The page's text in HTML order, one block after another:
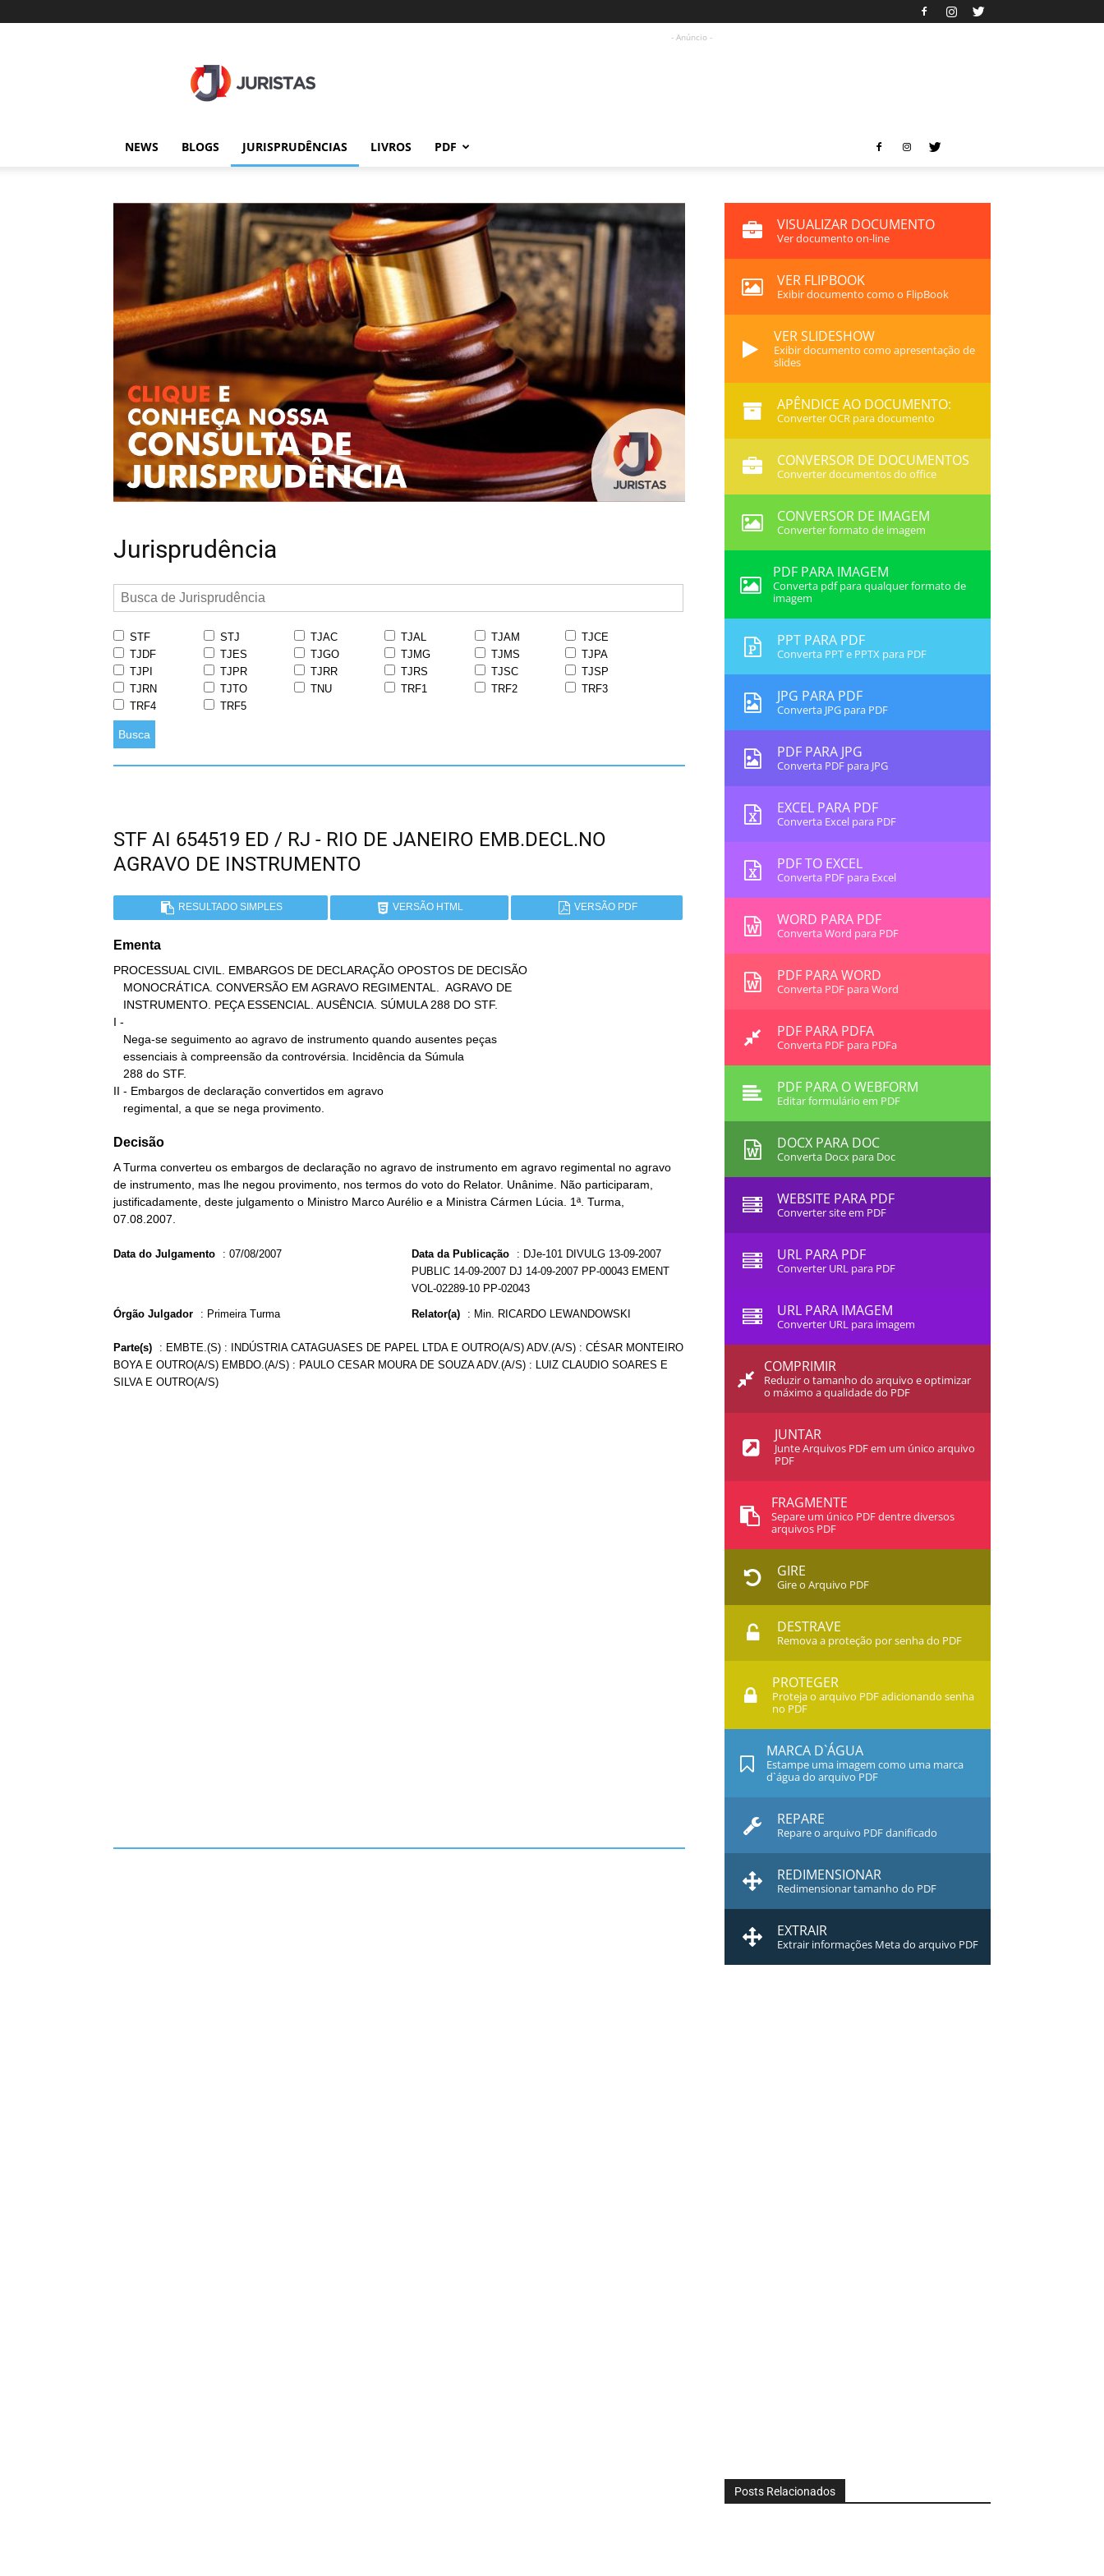
- Anúncio -
NEWS BLOGS JURISPRUDÊNCIAS LIVROS PDF
Jurisprudência
STF STJ TJAC TJAL TJAM
TJCE
TJDF
TJES TJGO TJMG TJMS
TJPA
TJPI
TJPR TJRR TJRS TJSC
TJSP
TJRN
TJTO TNU TRF1 TRF2
TRF3
TRF4
TRF5
Busca
STF AI 654519 ED / RJ - RIO DE JANEIRO EMB.DECL.NO
AGRAVO DE INSTRUMENTO
RESULTADO SIMPLES VERSÃO HTML VERSÃO PDF
Ementa
PROCESSUAL CIVIL. EMBARGOS DE DECLARAÇÃO OPOSTOS DE DECISÃO
I -
II - Embargos de declaração convertidos em agravo
   regimental, a que se nega provimento.
Decisão
A Turma converteu os embargos de declaração no agravo de instrumento em agravo regimental no agravo
de instrumento, mas lhe negou provimento, nos termos do voto do Relator. Unânime. Não participaram,
justificadamente, deste julgamento o Ministro Marco Aurélio e a Ministra Cármen Lúcia. 1ª. Turma,
07.08.2007.
Data do Julgamento : 07/08/2007 Data da Publicação : DJe-101 DIVULG 13-09-2007
PUBLIC 14-09-2007 DJ 14-09-2007 PP-00043 EMENT
VOL-02289-10 PP-02043
Órgão Julgador : Primeira Turma Relator(a) : Min. RICARDO LEWANDOWSKI
Parte(s) : EMBTE.(S) : INDÚSTRIA CATAGUASES DE PAPEL LTDA E OUTRO(A/S) ADV.(A/S) : CÉSAR MONTEIRO
BOYA E OUTRO(A/S) EMBDO.(A/S) : PAULO CESAR MOURA DE SOUZA ADV.(A/S) : LUIZ CLAUDIO SOARES E
SILVA E OUTRO(A/S)
VISUALIZAR DOCUMENTO
Ver documento on-line
VER FLIPBOOK
Exibir documento como o FlipBook
VER SLIDESHOW
Exibir documento como apresentação de
slides
APÊNDICE AO DOCUMENTO:
Converter OCR para documento
CONVERSOR DE DOCUMENTOS
Converter documentos do office
CONVERSOR DE IMAGEM
Converter formato de imagem
PDF PARA IMAGEM
Converta pdf para qualquer formato de
imagem
PPT PARA PDF
Converta PPT e PPTX para PDF
JPG PARA PDF
Converta JPG para PDF
PDF PARA JPG
Converta PDF para JPG
EXCEL PARA PDF
Converta Excel para PDF
PDF TO EXCEL
Converta PDF para Excel
WORD PARA PDF
Converta Word para PDF
PDF PARA WORD
Converta PDF para Word
PDF PARA PDFA
Converta PDF para PDFa
PDF PARA O WEBFORM
Editar formulário em PDF
DOCX PARA DOC
Converta Docx para Doc
WEBSITE PARA PDF
Converter site em PDF
URL PARA PDF
Converter URL para PDF
URL PARA IMAGEM
Converter URL para imagem
COMPRIMIR
Reduzir o tamanho do arquivo e optimizar
o máximo a qualidade do PDF
JUNTAR
Junte Arquivos PDF em um único arquivo
PDF
FRAGMENTE
Separe um único PDF dentre diversos
arquivos PDF
GIRE
Gire o Arquivo PDF
DESTRAVE
Remova a proteção por senha do PDF
PROTEGER
Proteja o arquivo PDF adicionando senha
no PDF
MARCA D`ÁGUA
Estampe uma imagem como uma marca
d`água do arquivo PDF
REPARE
Repare o arquivo PDF danificado
REDIMENSIONAR
Redimensionar tamanho do PDF
EXTRAIR
Extrair informações Meta do arquivo PDF
Posts Relacionados